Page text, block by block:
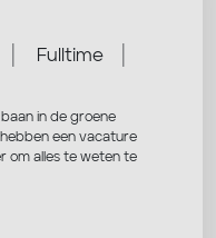
Fulltime
in de groene
een vacature
om alles te weten te